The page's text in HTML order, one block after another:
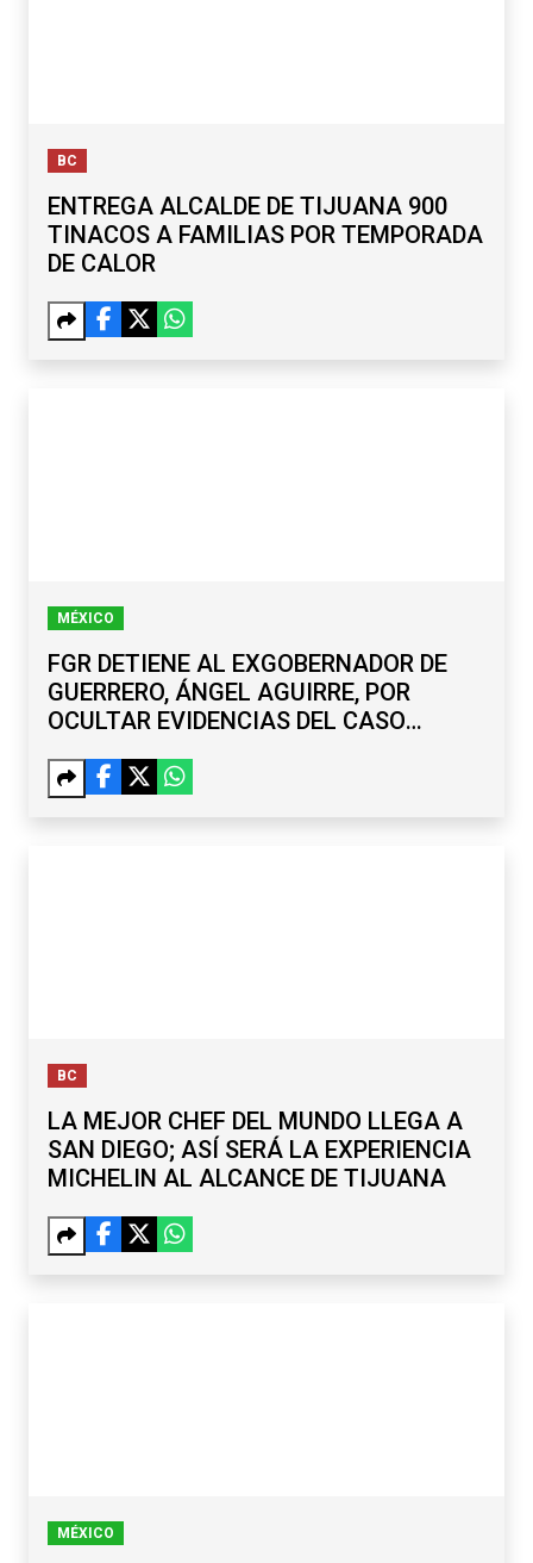
BC
ENTREGA ALCALDE DE TIJUANA 900
TINACOS A FAMILIAS POR TEMPORADA
DE CALOR
MÉXICO
FGR DETIENE AL EXGOBERNADOR DE
GUERRERO, ÁNGEL AGUIRRE, POR
OCULTAR EVIDENCIAS DEL CASO
BC
LA MEJOR CHEF DEL MUNDO LLEGA A
SAN DIEGO; ASÍ SERÁ LA EXPERIENCIA
MICHELIN AL ALCANCE DE TIJUANA
MÉXICO